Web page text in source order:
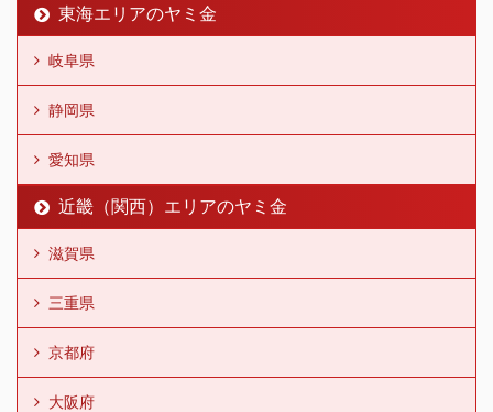
東海エリアのヤミ金
岐阜県
静岡県
愛知県
近畿（関西）エリアのヤミ金
滋賀県
三重県
京都府
大阪府